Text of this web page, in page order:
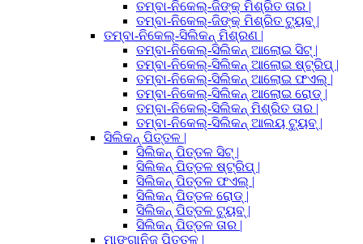
ତମ୍ବା-ନିକେଲ୍-ଜିଙ୍କ୍ ମିଶ୍ରିତ ତାର |
ତମ୍ବା-ନିକେଲ୍-ଜିଙ୍କ୍ ମିଶ୍ରିତ ଟ୍ୟୁବ୍ |
ତମ୍ବା-ନିକେଲ୍-ସିଲିକନ୍ ମିଶ୍ରଣ |
ତମ୍ବା-ନିକେଲ୍-ସିଲିକନ୍ ଆଲୋଇ ସିଟ୍ |
ତମ୍ବା-ନିକେଲ୍-ସିଲିକନ୍ ଆଲୋଇ ଷ୍ଟ୍ରିପ୍ |
ତମ୍ବା-ନିକେଲ୍-ସିଲିକନ୍ ଆଲୋଇ ଫଏଲ୍ |
ତମ୍ବା-ନିକେଲ୍-ସିଲିକନ୍ ଆଲୋଇ ରୋଡ୍ |
ତମ୍ବା-ନିକେଲ୍-ସିଲିକନ୍ ମିଶ୍ରିତ ତାର |
ତମ୍ବା-ନିକେଲ୍-ସିଲିକନ୍ ଆଲୟ ଟ୍ୟୁବ୍ |
ସିଲିକନ୍ ପିତ୍ତଳ |
ସିଲିକନ୍ ପିତ୍ତଳ ସିଟ୍ |
ସିଲିକନ୍ ପିତ୍ତଳ ଷ୍ଟ୍ରିପ୍ |
ସିଲିକନ୍ ପିତ୍ତଳ ଫଏଲ୍ |
ସିଲିକନ୍ ପିତ୍ତଳ ରୋଡ୍ |
ସିଲିକନ୍ ପିତ୍ତଳ ଟ୍ୟୁବ୍ |
ସିଲିକନ୍ ପିତ୍ତଳ ତାର |
ମାଙ୍ଗାନିଜ୍ ପିତ୍ତଳ |